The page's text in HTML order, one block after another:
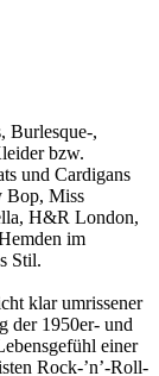
Burlesque-,
bzw.
und Cardigans
Bop, Miss
H&R London,
im
Stil.
klar umrissener
der 1950er- und
einer
Rock-’n’-Roll-